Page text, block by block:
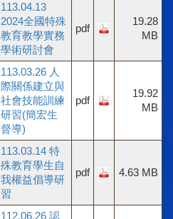
113.04.13
2024全國特殊
教育教學實務
學術研討會
pdf
19.28
MB
113.03.26 人
際關係建立與
社會技能訓練
研習(簡宏生
督導)
pdf
19.92
MB
113.03.14 特
殊教育學生自
我權益倡導研
習
pdf 4.63 MB
112.06.26 認